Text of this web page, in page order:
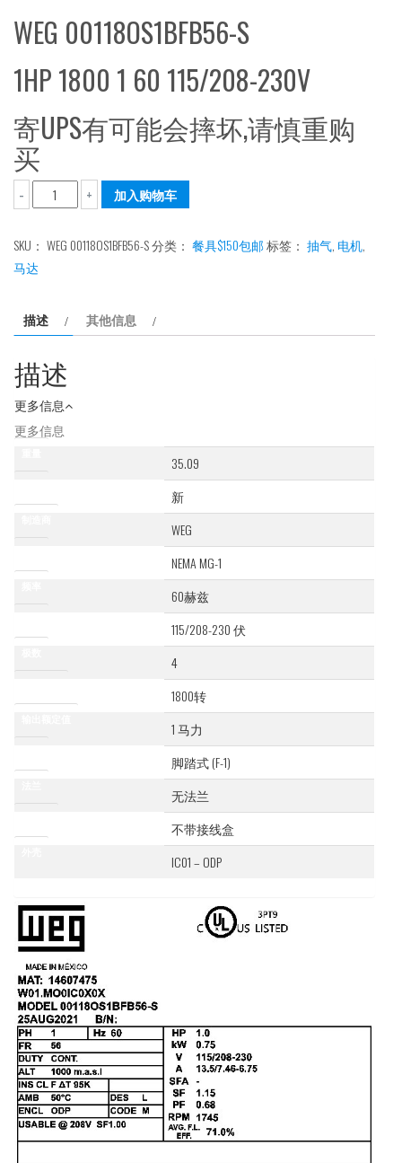
WEG 00118OS1BFB56-S
1HP 1800 1 60 115/208-230V
寄UPS有可能会摔坏,请慎重购
买
-
WEG
1HP
相
电
数
+ 加入购物车
SKU： WEG 00118OS1BFB56-S分类： 餐具$150包邮标签： 抽气, 电机,
马达
描述 其他信息
描述
更多信息
更多信息
35.09
新
WEG
NEMA MG-1
60赫兹
115/208-230 伏
4
1800转
1 马力
脚踏式 (F-1)
无法兰
不带接线盒
IC01 – ODP